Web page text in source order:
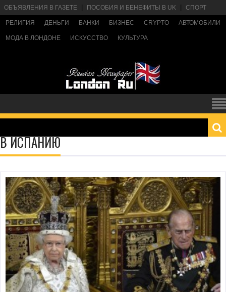
ОБЪЯВЛЕНИЯ В ГАЗЕТЕ ПОСОБИЯ И БЕНЕФИТЫ В UK СПОРТ
РЕЛИГИЯ ДЕНЬГИ БАНКИ БИЗНЕС CRYPTO АВТОМОБИЛИ
МОДА В ЛОНДОНЕ ИСКУССТВО КУЛЬТУРА
В ИСПАНИЮ